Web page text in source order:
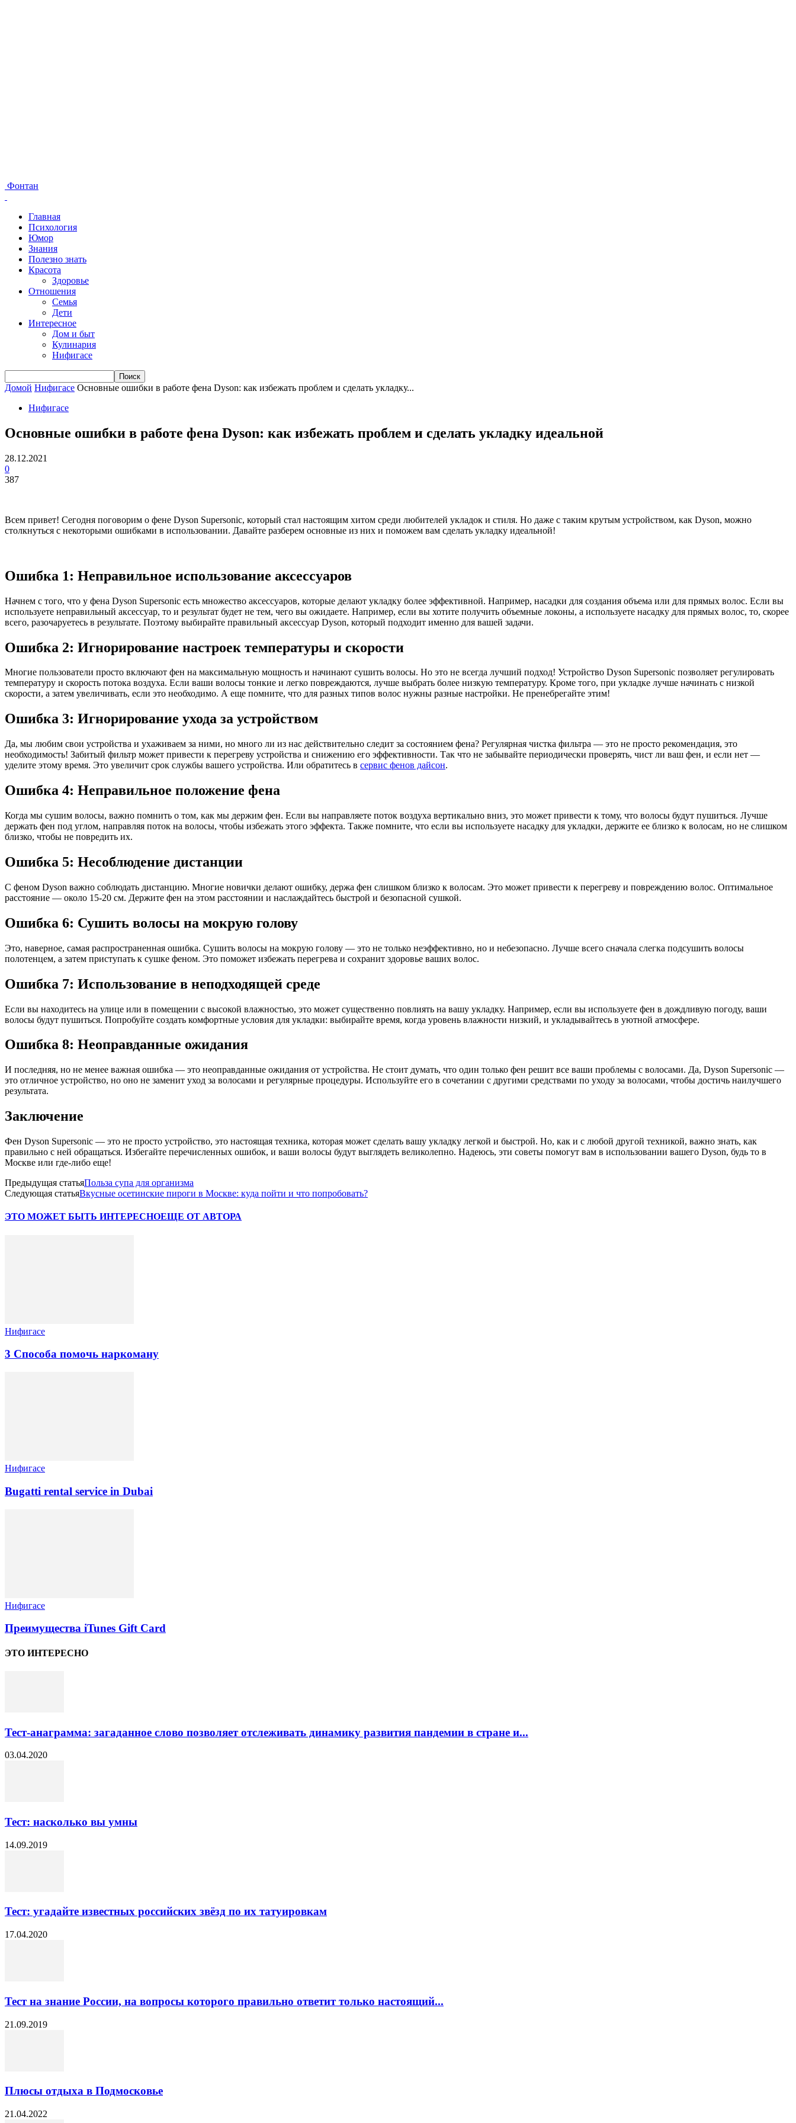
Фонтан
Главная
Психология
Юмор
Знания
Полезно знать
Красота
Здоровье
Отношения
Семья
Дети
Интересное
Дом и быт
Кулинария
Нифигасе
Домой Нифигасе Основные ошибки в работе фена Dyson: как избежать проблем и сделать укладку...
Нифигасе
Основные ошибки в работе фена Dyson: как избежать проблем и сделать укладку идеальной
28.12.2021
0
387
Всем привет! Сегодня поговорим о фене Dyson Supersonic, который стал настоящим хитом среди любителей укладок и стиля. Но даже с таким крутым устройством, как Dyson, можно
столкнуться с некоторыми ошибками в использовании. Давайте разберем основные из них и поможем вам сделать укладку идеальной!
Ошибка 1: Неправильное использование аксессуаров
Начнем с того, что у фена Dyson Supersonic есть множество аксессуаров, которые делают укладку более эффективной. Например, насадки для создания объема или для прямых волос. Если вы
используете неправильный аксессуар, то и результат будет не тем, чего вы ожидаете. Например, если вы хотите получить объемные локоны, а используете насадку для прямых волос, то, скорее
всего, разочаруетесь в результате. Поэтому выбирайте правильный аксессуар Dyson, который подходит именно для вашей задачи.
Ошибка 2: Игнорирование настроек температуры и скорости
Многие пользователи просто включают фен на максимальную мощность и начинают сушить волосы. Но это не всегда лучший подход! Устройство Dyson Supersonic позволяет регулировать
температуру и скорость потока воздуха. Если ваши волосы тонкие и легко повреждаются, лучше выбрать более низкую температуру. Кроме того, при укладке лучше начинать с низкой
скорости, а затем увеличивать, если это необходимо. А еще помните, что для разных типов волос нужны разные настройки. Не пренебрегайте этим!
Ошибка 3: Игнорирование ухода за устройством
Да, мы любим свои устройства и ухаживаем за ними, но много ли из нас действительно следит за состоянием фена? Регулярная чистка фильтра — это не просто рекомендация, это
необходимость! Забитый фильтр может привести к перегреву устройства и снижению его эффективности. Так что не забывайте периодически проверять, чист ли ваш фен, и если нет —
уделите этому время. Это увеличит срок службы вашего устройства. Или обратитесь в сервис фенов дайсон.
Ошибка 4: Неправильное положение фена
Когда мы сушим волосы, важно помнить о том, как мы держим фен. Если вы направляете поток воздуха вертикально вниз, это может привести к тому, что волосы будут пушиться. Лучше
держать фен под углом, направляя поток на волосы, чтобы избежать этого эффекта. Также помните, что если вы используете насадку для укладки, держите ее близко к волосам, но не слишком
близко, чтобы не повредить их.
Ошибка 5: Несоблюдение дистанции
С феном Dyson важно соблюдать дистанцию. Многие новички делают ошибку, держа фен слишком близко к волосам. Это может привести к перегреву и повреждению волос. Оптимальное
расстояние — около 15-20 см. Держите фен на этом расстоянии и наслаждайтесь быстрой и безопасной сушкой.
Ошибка 6: Сушить волосы на мокрую голову
Это, наверное, самая распространенная ошибка. Сушить волосы на мокрую голову — это не только неэффективно, но и небезопасно. Лучше всего сначала слегка подсушить волосы
полотенцем, а затем приступать к сушке феном. Это поможет избежать перегрева и сохранит здоровье ваших волос.
Ошибка 7: Использование в неподходящей среде
Если вы находитесь на улице или в помещении с высокой влажностью, это может существенно повлиять на вашу укладку. Например, если вы используете фен в дождливую погоду, ваши
волосы будут пушиться. Попробуйте создать комфортные условия для укладки: выбирайте время, когда уровень влажности низкий, и укладывайтесь в уютной атмосфере.
Ошибка 8: Неоправданные ожидания
И последняя, но не менее важная ошибка — это неоправданные ожидания от устройства. Не стоит думать, что один только фен решит все ваши проблемы с волосами. Да, Dyson Supersonic —
это отличное устройство, но оно не заменит уход за волосами и регулярные процедуры. Используйте его в сочетании с другими средствами по уходу за волосами, чтобы достичь наилучшего
результата.
Заключение
Фен Dyson Supersonic — это не просто устройство, это настоящая техника, которая может сделать вашу укладку легкой и быстрой. Но, как и с любой другой техникой, важно знать, как
правильно с ней обращаться. Избегайте перечисленных ошибок, и ваши волосы будут выглядеть великолепно. Надеюсь, эти советы помогут вам в использовании вашего Dyson, будь то в
Москве или где-либо еще!
Предыдущая статьяПольза супа для организма
Следующая статьяВкусные осетинские пироги в Москве: куда пойти и что попробовать?
ЭТО МОЖЕТ БЫТЬ ИНТЕРЕСНОЕЩЕ ОТ АВТОРА
Нифигасе
3 Способа помочь наркоману
Нифигасе
Bugatti rental service in Dubai
Нифигасе
Преимущества iTunes Gift Card
ЭТО ИНТЕРЕСНО
Тест-анаграмма: загаданное слово позволяет отслеживать динамику развития пандемии в стране и...
03.04.2020
Тест: насколько вы умны
14.09.2019
Тест: угадайте известных российских звёзд по их татуировкам
17.04.2020
Тест на знание России, на вопросы которого правильно ответит только настоящий...
21.09.2019
Плюсы отдыха в Подмосковье
21.04.2022